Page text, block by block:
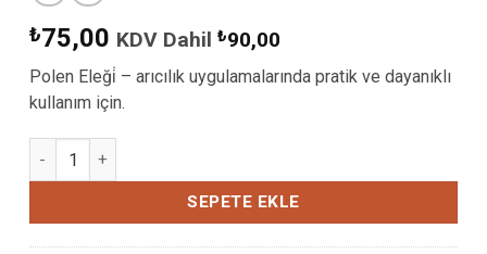
₺75,00 KDV Dahil ₺90,00
Polen Eleği̇ – arıcılık uygulamalarında pratik ve dayanıklı
kullanım için.
SEPETE EKLE